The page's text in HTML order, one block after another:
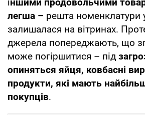
легша – решта номенклатури
залишалася на вітринах.
джерела попереджають, що
може погіршитися – під
опиняться яйця, ковбасні
продукти, які мають
покупців.